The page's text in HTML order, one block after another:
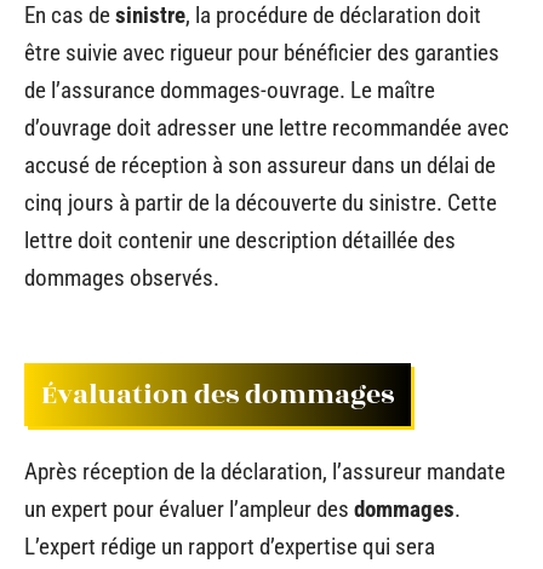
En cas desinistre, la procédure de déclaration doit
être suivie avec rigueur pour bénéficier des garanties
de l’assurance dommages-ouvrage. Le maître
d’ouvrage doit adresser une lettre recommandée avec
accusé de réception à son assureur dans un délai de
cinq jours à partir de la découverte du sinistre. Cette
lettre doit contenir une description détaillée des
dommages observés.
Évaluation des dommages
Après réception de la déclaration, l’assureur mandate
un expert pour évaluer l’ampleur des dommages.
L’expert rédige un rapport d’expertise qui sera